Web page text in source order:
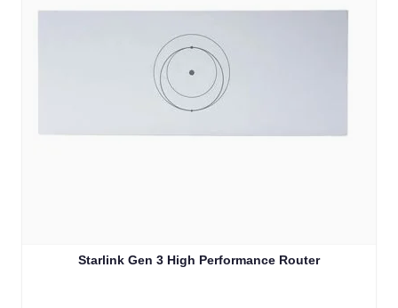
Starlink Gen 3 High Performance Router